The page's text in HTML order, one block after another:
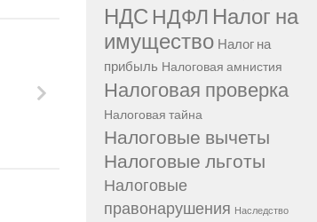
НДС НДФЛ Налог на
имущество Налог на
прибыль Налоговая амнистия
Налоговая проверка
Налоговая тайна
Налоговые вычеты
Налоговые льготы
Налоговые
правонарушения Наследство